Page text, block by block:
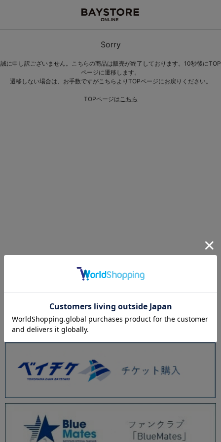
Sorry
誠に申し訳ございません。こちらの商品は販売が終了しております。10秒後にTOP
ページに遷移します。
遷移しない場合は、お手数ですがこちらよりTOPページにお戻りください。
TOPページはこちら